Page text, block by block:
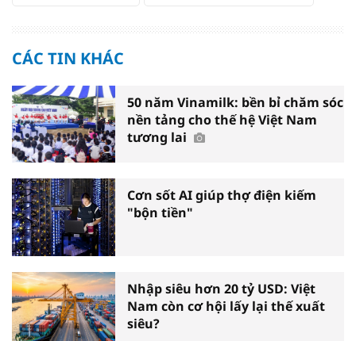
CÁC TIN KHÁC
50 năm Vinamilk: bền bỉ chăm sóc
nền tảng cho thế hệ Việt Nam
tương lai
Cơn sốt AI giúp thợ điện kiếm
"bộn tiền"
Nhập siêu hơn 20 tỷ USD: Việt
Nam còn cơ hội lấy lại thế xuất
siêu?